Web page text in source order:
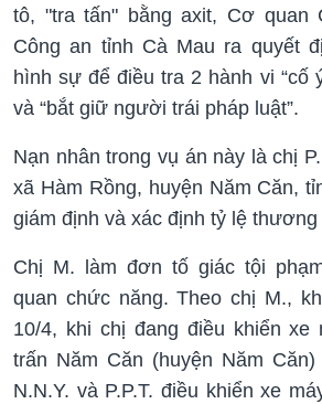
tô, "tra tấn" bằng axit, Cơ quan
Công an tỉnh Cà Mau ra quyết
hình sự để điều tra 2 hành vi “cố
và “bắt giữ người trái pháp luật”.
Nạn nhân trong vụ án này là chị
xã Hàm Rồng, huyện Năm Căn,
giám định và xác định tỷ lệ thương
Chị M. làm đơn tố giác tội
quan chức năng. Theo chị M.,
10/4, khi chị đang điều khiển xe
trấn Năm Căn (huyện Năm
N.N.Y. và P.P.T. điều khiển xe